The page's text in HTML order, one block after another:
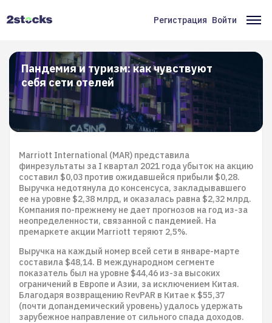
Меню
учётной
записи
пользователя
Регистрация Войти
Пандемия и туризм: как чувствуют
себя сети отелей
Marriott International (MAR) представила
финрезультаты за I квартал 2021 года убыток на акцию
составил $0,03 против ожидавшейся прибыли $0,28.
Выручка недотянула до консенсуса, закладывавшего
ее на уровне $2,38 млрд, и оказалась равна $2,32 млрд.
Компания по-прежнему не дает прогнозов на год из-за
неопределенности, связанной с пандемией. На
премаркете акции Marriott теряют 2,5%.
Выручка на каждый номер всей сети в январе-марте
составила $48,14. В международном сегменте
показатель был на уровне $44,46 из-за высоких
ограничений в Европе и Азии, за исключением Китая.
Благодаря возвращению RevPAR в Китае к $55,37
(почти допандемический уровень) удалось удержать
зарубежное направление от сильного спада доходов.